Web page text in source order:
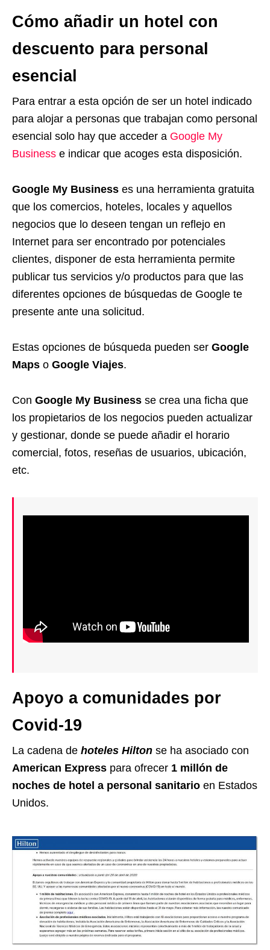
Cómo añadir un hotel con
descuento para personal
esencial
Para entrar a esta opción de ser un hotel indicado
para alojar a personas que trabajan como personal
esencial solo hay que acceder a Google My
Business e indicar que acoges esta disposición.
Google My Business es una herramienta gratuita
que los comercios, hoteles, locales y aquellos
negocios que lo deseen tengan un reflejo en
Internet para ser encontrado por potenciales
clientes, disponer de esta herramienta permite
publicar tus servicios y/o productos para que las
diferentes opciones de búsquedas de Google te
presente ante una solicitud.
Estas opciones de búsqueda pueden ser Google
Maps o Google Viajes.
Con Google My Business se crea una ficha que
los propietarios de los negocios pueden actualizar
y gestionar, donde se puede añadir el horario
comercial, fotos, reseñas de usuarios, ubicación,
etc.
Apoyo a comunidades por
Covid-19
La cadena de hoteles Hilton se ha asociado con
American Express para ofrecer 1 millón de
noches de hotel a personal sanitario en Estados
Unidos.